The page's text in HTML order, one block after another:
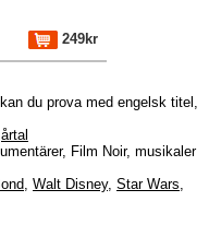
249kr
du prova med engelsk titel,
årtal
Film Noir, musikaler
, Walt Disney, Star Wars,